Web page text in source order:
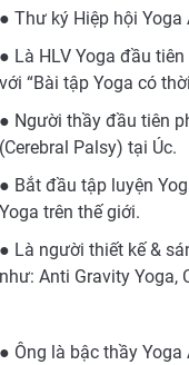
● Thư ký Hiệp hội
● Là HLV Yoga đầu
với “Bài tập Yoga có
● Người thầy đầu tiên
(Cerebral Palsy) tại Úc.
● Bắt đầu tập luyện
Yoga trên thế giới.
● Là người thiết kế &
như: Anti Gravity Yoga,
● Ông là bậc thầy